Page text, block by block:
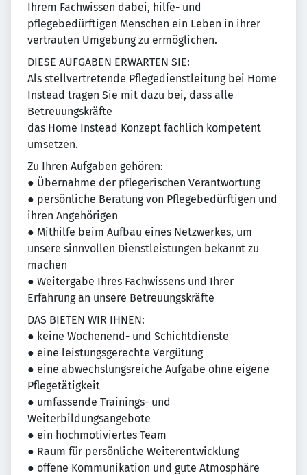
Ihrem Fachwissen dabei, hilfe- und
pflegebedürftigen Menschen ein Leben in ihrer
vertrauten Umgebung zu ermöglichen.
DIESE AUFGABEN ERWARTEN SIE:
Als stellvertretende Pflegedienstleitung bei Home
Instead tragen Sie mit dazu bei, dass alle
Betreuungskräfte
das Home Instead Konzept fachlich kompetent
umsetzen.
Zu Ihren Aufgaben gehören:
● Übernahme der pflegerischen Verantwortung
● persönliche Beratung von Pflegebedürftigen und
ihren Angehörigen
● Mithilfe beim Aufbau eines Netzwerkes, um
unsere sinnvollen Dienstleistungen bekannt zu
machen
● Weitergabe Ihres Fachwissens und Ihrer
Erfahrung an unsere Betreuungskräfte
DAS BIETEN WIR IHNEN:
● keine Wochenend- und Schichtdienste
● eine leistungsgerechte Vergütung
● eine abwechslungsreiche Aufgabe ohne eigene
Pflegetätigkeit
● umfassende Trainings- und
Weiterbildungsangebote
● ein hochmotiviertes Team
● Raum für persönliche Weiterentwicklung
● offene Kommunikation und gute Atmosphäre